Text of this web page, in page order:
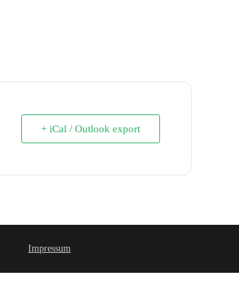
+ iCal / Outlook export
Impressum